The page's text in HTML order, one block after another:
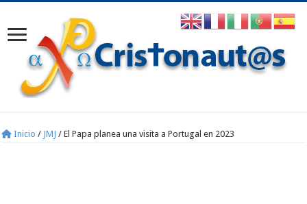
Inicio / JMJ / El Papa planea una visita a Portugal en 2023